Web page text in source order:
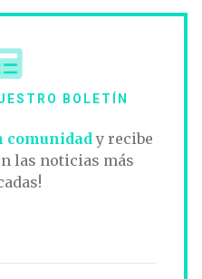
BOLETÍN
comunidad y recibe
las noticias más